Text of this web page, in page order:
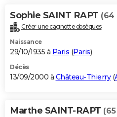
Sophie SAINT RAPT (64
Créer une cagnotte obsèques
Naissance
29/10/1935 à Paris (Paris)
Décès
13/09/2000 à Château-Thierry(
Marthe SAINT-RAPT